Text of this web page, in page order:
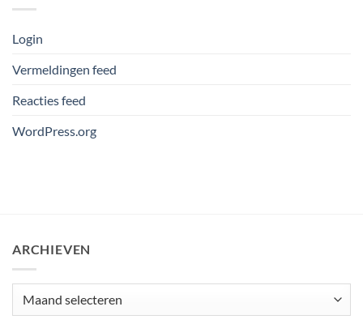
Login
Vermeldingen feed
Reacties feed
WordPress.org
ARCHIEVEN